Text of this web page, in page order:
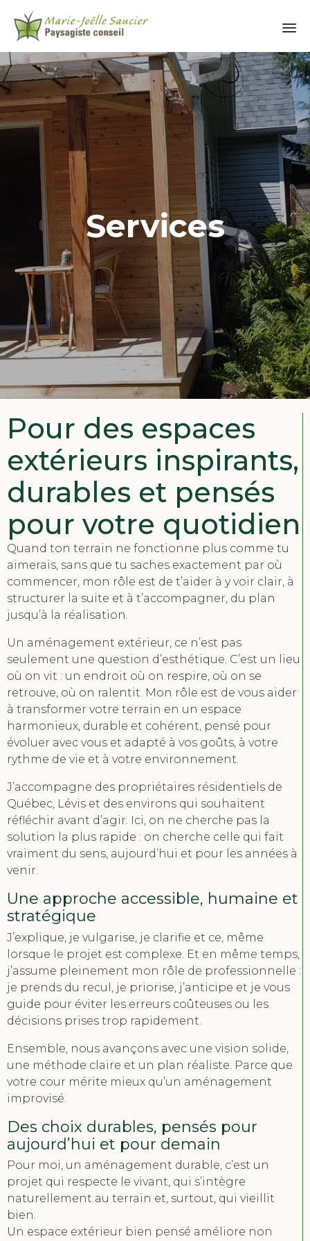
Services
Pour des espaces
extérieurs inspirants,
durables et pensés
pour votre quotidien
Quand ton terrain ne fonctionne plus comme tu
aimerais, sans que tu saches exactement par où
commencer, mon rôle est de t’aider à y voir clair, à
structurer la suite et à t’accompagner, du plan
jusqu’à la réalisation.
Un aménagement extérieur, ce n’est pas
seulement une question d’esthétique. C’est un lieu
où on vit : un endroit où on respire, où on se
retrouve, où on ralentit. Mon rôle est de vous aider
à transformer votre terrain en un espace
harmonieux, durable et cohérent, pensé pour
évoluer avec vous et adapté à vos goûts, à votre
rythme de vie et à votre environnement.
J’accompagne des propriétaires résidentiels de
Québec, Lévis et des environs qui souhaitent
réfléchir avant d’agir. Ici, on ne cherche pas la
solution la plus rapide : on cherche celle qui fait
vraiment du sens, aujourd’hui et pour les années à
venir.
Une approche accessible, humaine et
stratégique
J’explique, je vulgarise, je clarifie et ce, même
lorsque le projet est complexe. Et en même temps,
j’assume pleinement mon rôle de professionnelle :
je prends du recul, je priorise, j’anticipe et je vous
guide pour éviter les erreurs coûteuses ou les
décisions prises trop rapidement.
Ensemble, nous avançons avec une vision solide,
une méthode claire et un plan réaliste. Parce que
votre cour mérite mieux qu’un aménagement
improvisé.
Des choix durables, pensés pour
aujourd’hui et pour demain
Pour moi, un aménagement durable, c’est un
projet qui respecte le vivant, qui s’intègre
naturellement au terrain et, surtout, qui vieillit
bien.
Un espace extérieur bien pensé améliore non